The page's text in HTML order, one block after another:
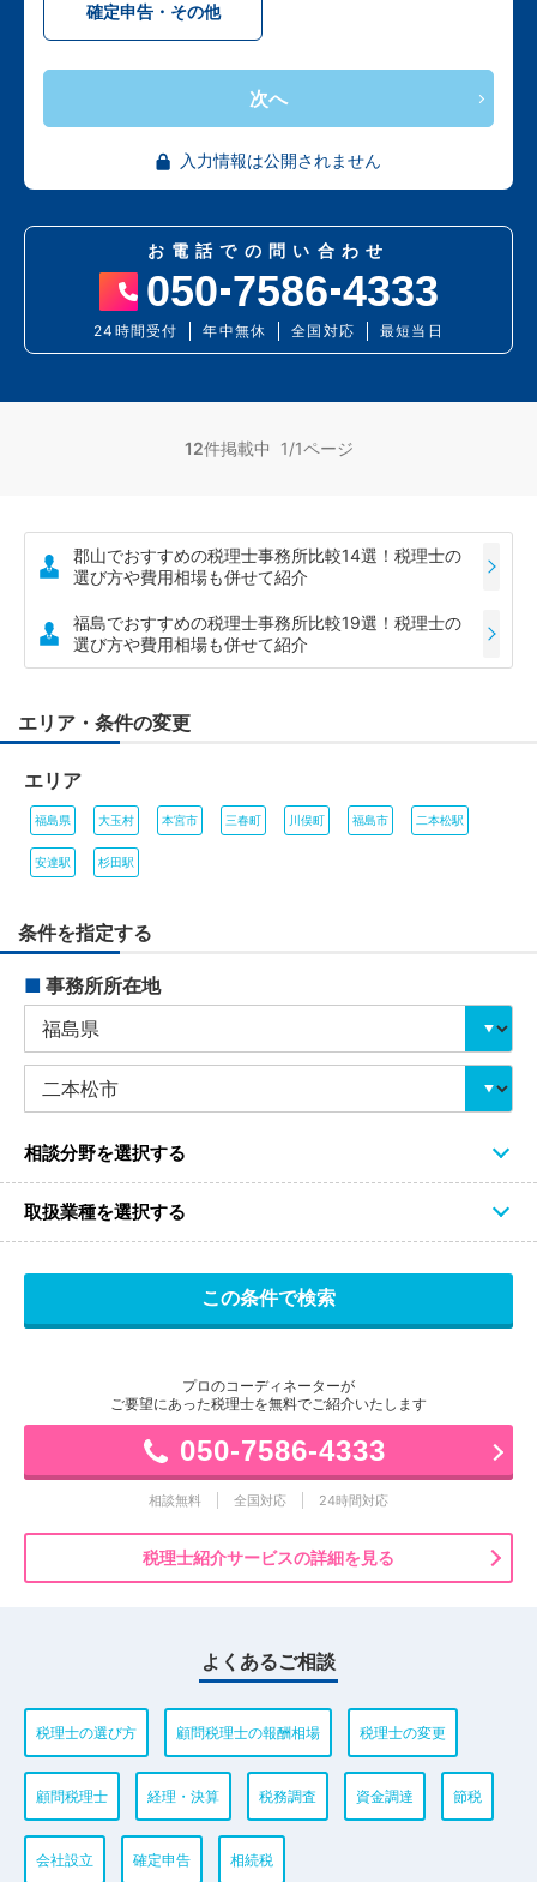
確定申告・その他
次へ
入力情報は公開されません
お電話での問い合わせ
050 7586 4333
24時間受付 年中無休 全国対応 最短当日
12件掲載中 1/1ページ
郡山でおすすめの税理士事務所比較14選！税理士の
選び方や費用相場も併せて紹介
福島でおすすめの税理士事務所比較19選！税理士の
選び方や費用相場も併せて紹介
エリア・条件の変更
エリア
福島県 大玉村 本宮市 三春町 川俣町 福島市 二本松駅
安達駅 杉田駅
条件を指定する
■ 事務所所在地
相談分野を選択する
取扱業種を選択する
プロのコーディネーターが
ご要望にあった税理士を無料でご紹介いたします
050-7586-4333
相談無料 全国対応 24時間対応
税理士紹介サービスの詳細を見る
よくあるご相談
税理士の選び方 顧問税理士の報酬相場 税理士の変更
顧問税理士 経理・決算 税務調査 資金調達 節税
会社設立 確定申告 相続税